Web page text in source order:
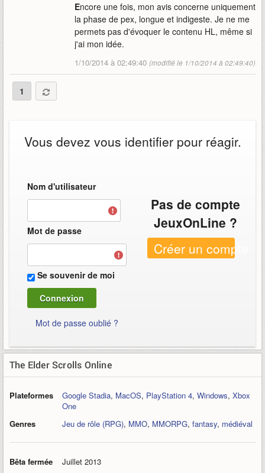
Encore une fois, mon avis concerne uniquement
la phase de pex, longue et indigeste. Je ne me
permets pas d'évoquer le contenu HL, même si
j'ai mon idée.
1/10/2014 à 02:49:40 (modifié le 1/10/2014 à 02:49:40)
1
Vous devez vous identifier pour réagir.
Nom d'utilisateur
Mot de passe
Se souvenir de moi
Mot de passe oublié ?
Pas de compte
JeuxOnLine ?
Créer un compte
The Elder Scrolls Online
Plateformes Google Stadia, MacOS, PlayStation 4, Windows, Xbox
One
Genres
Jeu de rôle (RPG), MMO, MMORPG, fantasy, médiéval
Bêta fermée
Juillet 2013